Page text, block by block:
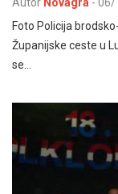
Autor Novagra - 06/
Foto Policija
Županijske ceste u
se…